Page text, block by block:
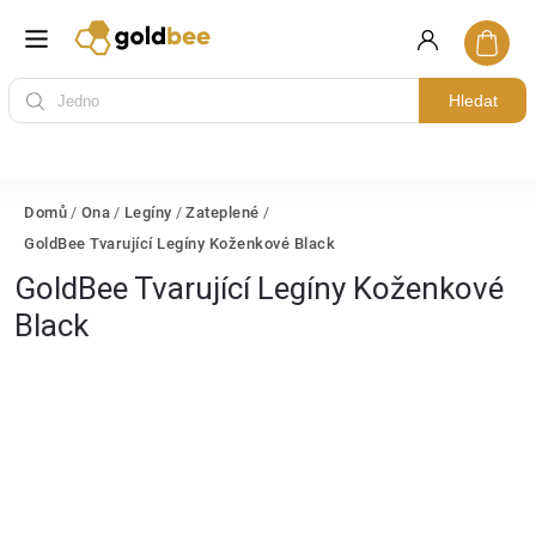
Hledat
Domů / Ona / Legíny / Zateplené /
GoldBee Tvarující Legíny Koženkové Black
GoldBee Tvarující Legíny Koženkové
Black